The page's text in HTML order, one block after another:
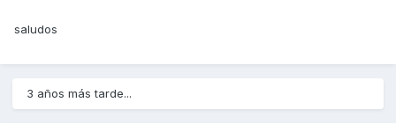
saludos
3 años más tarde...